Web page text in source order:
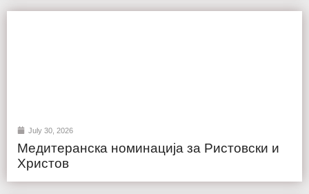
July 30, 2026
Медитеранска номинација за Ристовски и
Христов